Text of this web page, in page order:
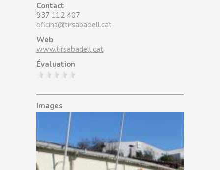
Contact
937 112 407
oficina@tirsabadell.cat
Web
www.tirsabadell.cat
Évaluation
Images